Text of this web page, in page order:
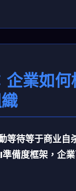
企業如何
等待等于商业自
備度框架 ，企